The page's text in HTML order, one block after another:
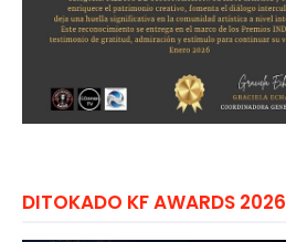
DITOKADO KF AWARDS 2026